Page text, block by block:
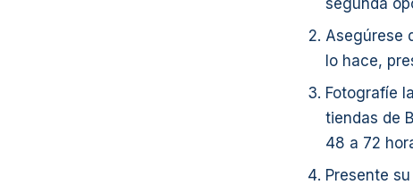
segunda
Asegúrese
lo hace,
Fotografíe
tiendas de
48 a 72
Presente